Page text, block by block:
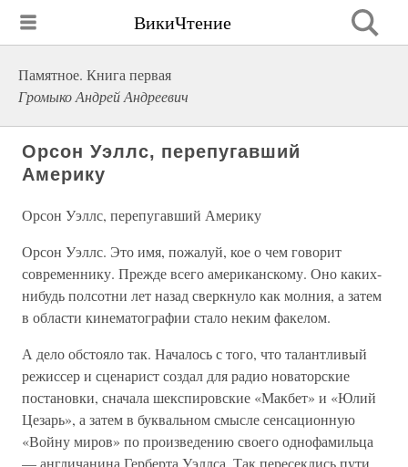
ВикиЧтение
Памятное. Книга первая
Громыко Андрей Андреевич
Орсон Уэллс, перепугавший
Америку
Орсон Уэллс, перепугавший Америку
Орсон Уэллс. Это имя, пожалуй, кое о чем говорит
современнику. Прежде всего американскому. Оно каких-
нибудь полсотни лет назад сверкнуло как молния, а затем
в области кинематографии стало неким факелом.
А дело обстояло так. Началось с того, что талантливый
режиссер и сценарист создал для радио новаторские
постановки, сначала шекспировские «Макбет» и «Юлий
Цезарь», а затем в буквальном смысле сенсационную
«Войну миров» по произведению своего однофамильца
— англичанина Герберта Уэллса. Так пересеклись пути